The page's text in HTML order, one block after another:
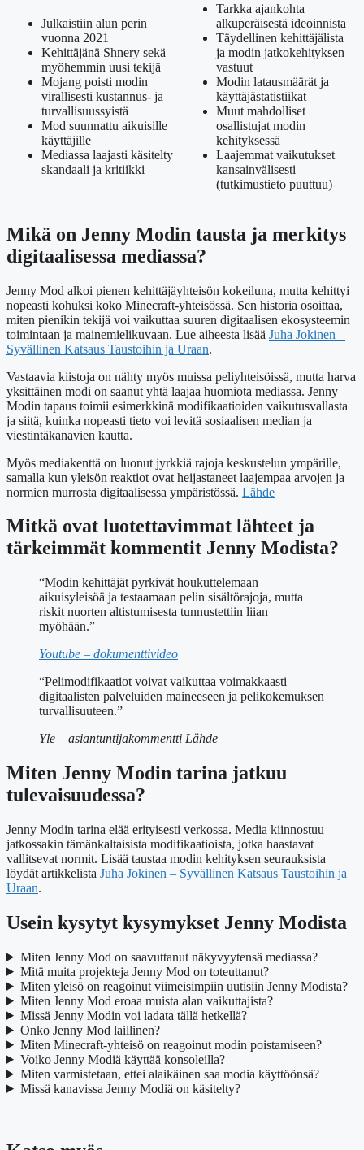
Julkaistiin alun perin
vuonna 2021
Kehittäjänä Shnery sekä
myöhemmin uusi tekijä
Mojang poisti modin
virallisesti kustannus- ja
turvallisuussyistä
Mod suunnattu aikuisille
käyttäjille
Mediassa laajasti käsitelty
skandaali ja kritiikki
Tarkka ajankohta
alkuperäisestä ideoinnista
Täydellinen kehittäjälista
ja modin jatkokehityksen
vastuut
Modin latausmäärät ja
käyttäjästatistiikat
Muut mahdolliset
osallistujat modin
kehityksessä
Laajemmat vaikutukset
kansainvälisesti
(tutkimustieto puuttuu)
Mikä on Jenny Modin tausta ja merkitys
digitaalisessa mediassa?
Jenny Mod alkoi pienen kehittäjäyhteisön kokeiluna, mutta kehittyi
nopeasti kohuksi koko Minecraft-yhteisössä. Sen historia osoittaa,
miten pienikin tekijä voi vaikuttaa suuren digitaalisen ekosysteemin
toimintaan ja mainemielikuvaan. Lue aiheesta lisää Juha Jokinen –
Syvällinen Katsaus Taustoihin ja Uraan.
Vastaavia kiistoja on nähty myös muissa peliyhteisöissä, mutta harva
yksittäinen modi on saanut yhtä laajaa huomiota mediassa. Jenny
Modin tapaus toimii esimerkkinä modifikaatioiden vaikutusvallasta
ja siitä, kuinka nopeasti tieto voi levitä sosiaalisen median ja
viestintäkanavien kautta.
Myös mediakenttä on luonut jyrkkiä rajoja keskustelun ympärille,
samalla kun yleisön reaktiot ovat heijastaneet laajempaa arvojen ja
normien murrosta digitaalisessa ympäristössä. Lähde
Mitkä ovat luotettavimmat lähteet ja
tärkeimmät kommentit Jenny Modista?
“Modin kehittäjät pyrkivät houkuttelemaan
aikuisyleisöä ja testaamaan pelin sisältörajoja, mutta
riskit nuorten altistumisesta tunnustettiin liian
myöhään.”
Youtube – dokumenttivideo
“Pelimodifikaatiot voivat vaikuttaa voimakkaasti
digitaalisten palveluiden maineeseen ja pelikokemuksen
turvallisuuteen.”
Yle – asiantuntijakommentti Lähde
Miten Jenny Modin tarina jatkuu
tulevaisuudessa?
Jenny Modin tarina elää erityisesti verkossa. Media kiinnostuu
jatkossakin tämänkaltaisista modifikaatioista, jotka haastavat
vallitsevat normit. Lisää taustaa modin kehityksen seurauksista
löydät artikkelista Juha Jokinen – Syvällinen Katsaus Taustoihin ja
Uraan.
Usein kysytyt kysymykset Jenny Modista
Miten Jenny Mod on saavuttanut näkyvyytensä mediassa?
Mitä muita projekteja Jenny Mod on toteuttanut?
Miten yleisö on reagoinut viimeisimpiin uutisiin Jenny Modista?
Miten Jenny Mod eroaa muista alan vaikuttajista?
Missä Jenny Modin voi ladata tällä hetkellä?
Onko Jenny Mod laillinen?
Miten Minecraft-yhteisö on reagoinut modin poistamiseen?
Voiko Jenny Modiä käyttää konsoleilla?
Miten varmistetaan, ettei alaikäinen saa modia käyttöönsä?
Missä kanavissa Jenny Modiä on käsitelty?